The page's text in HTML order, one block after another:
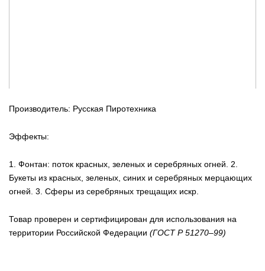
Производитель: Русская Пиротехника
Эффекты:
1. Фонтан: поток красных, зеленых и серебряных огней. 2.
Букеты из красных, зеленых, синих и серебряных мерцающих
огней. 3. Сферы из серебряных трещащих искр.
Товар проверен и сертифицирован для использования на
территории Российской Федерации (ГОСТ Р 51270–99)